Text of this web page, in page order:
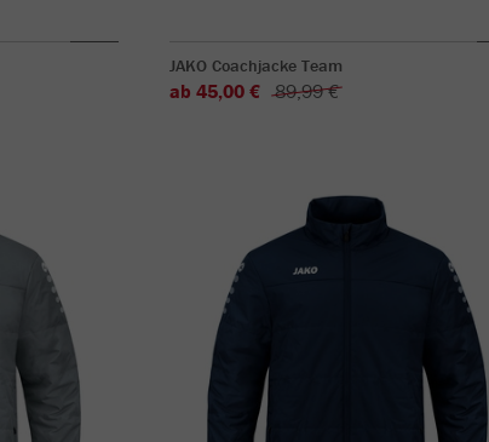
JAKO Coachjacke Team
ab 45,00 € 89,99 €